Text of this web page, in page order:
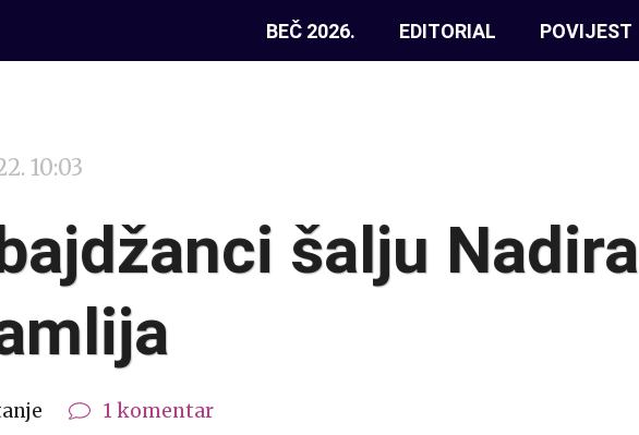
BEČ 2026. EDITORIAL POVIJEST
10:03
šalju Nadira
1 komentar